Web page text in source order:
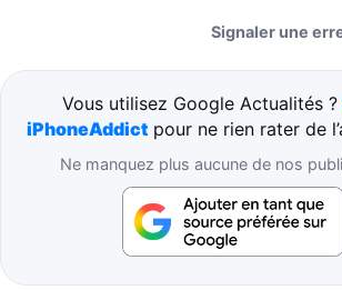
Signaler une
Vous utilisez Google Actualités ?
iPhoneAddict pour ne rien rater de
Ne manquez plus aucune de nos